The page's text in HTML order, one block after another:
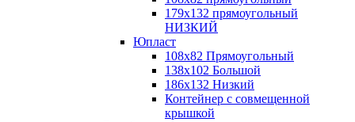
179х132 прямоугольный
НИЗКИЙ
Юпласт
108х82 Прямоугольный
138х102 Большой
186х132 Низкий
Контейнер с совмещенной
крышкой